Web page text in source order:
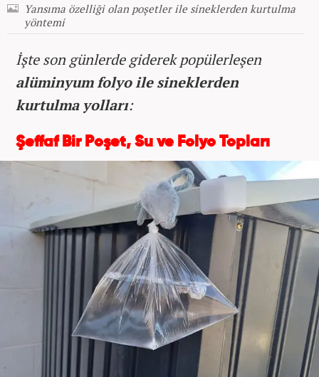
Yansıma özelliği olan poşetler ile sineklerden kurtulma
yöntemi
İşte son günlerde giderek popülerleşen
alüminyum folyo ile sineklerden
kurtulma yolları:
Şeffaf Bir Poşet, Su ve Folyo Topları